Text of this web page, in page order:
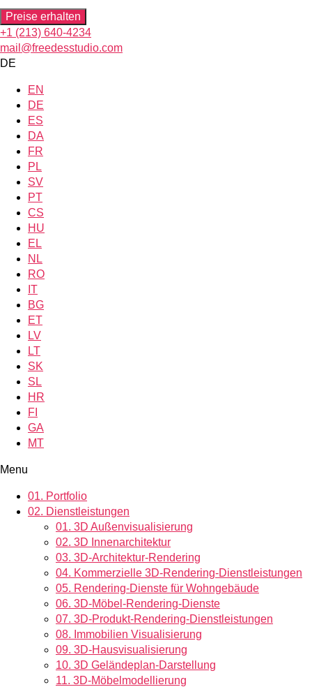
Preise erhalten
+1 (213) 640-4234
mail@freedesstudio.com
DE
EN
DE
ES
DA
FR
PL
SV
PT
CS
HU
EL
NL
RO
IT
BG
ET
LV
LT
SK
SL
HR
FI
GA
MT
Menu
01. Portfolio
02. Dienstleistungen
01. 3D Außenvisualisierung
02. 3D Innenarchitektur
03. 3D-Architektur-Rendering
04. Kommerzielle 3D-Rendering-Dienstleistungen
05. Rendering-Dienste für Wohngebäude
06. 3D-Möbel-Rendering-Dienste
07. 3D-Produkt-Rendering-Dienstleistungen
08. Immobilien Visualisierung
09. 3D-Hausvisualisierung
10. 3D Geländeplan-Darstellung
11. 3D-Möbelmodellierung